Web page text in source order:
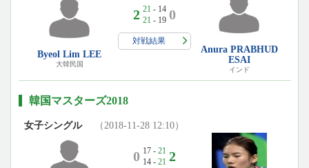
Byeol Lim LEE
大韓民国
2 21 - 14
21 - 19 0
対戦結果
Anura PRABHUD
ESAI
インド
韓国マスターズ2018
女子シングル （2018-11-28 12:10）
0 17 - 21
14 - 21 2